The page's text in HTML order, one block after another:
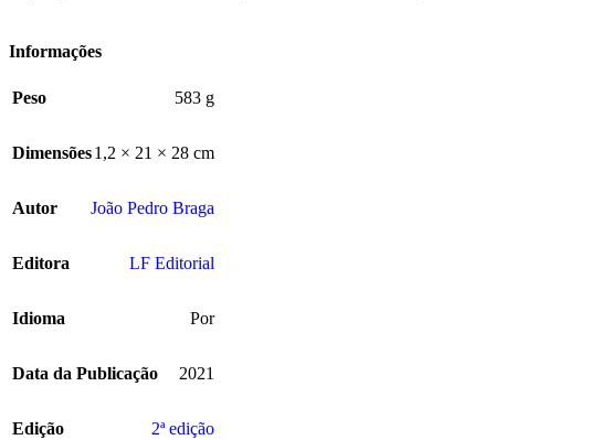
Informações
Peso 583 g
Dimensões1,2 × 21 × 28 cm
Autor João Pedro Braga
Editora LF Editorial
Idioma Por
Data da Publicação 2021
Edição 2ª edição